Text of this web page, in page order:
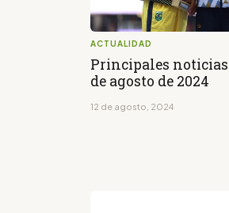
ACTUALIDAD
Principales noticias
de agosto de 2024
12 de agosto, 2024